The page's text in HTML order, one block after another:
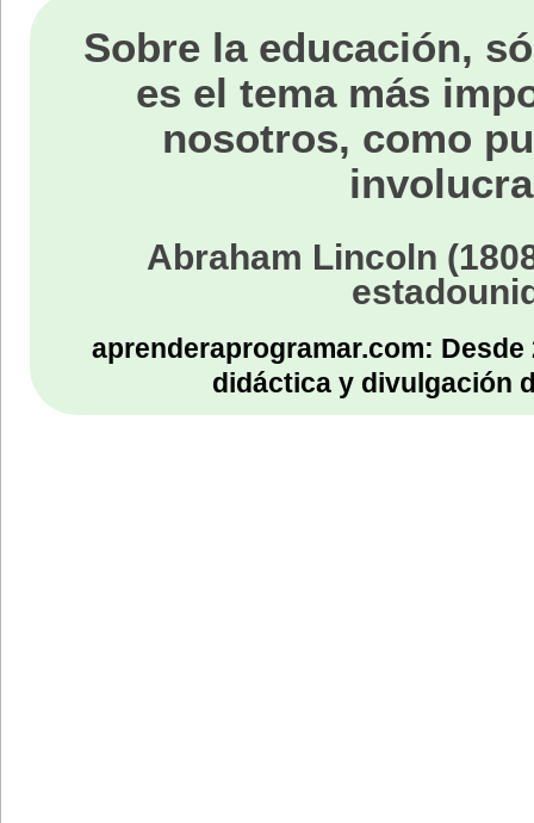
Sobre la educación,
es el tema más
nosotros, como
Abraham Lincoln
aprenderaprogramar.com:
didáctica y divulgación